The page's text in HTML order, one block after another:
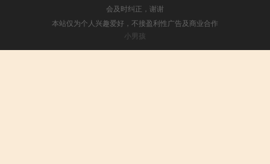
会及时纠正，谢谢
本站仅为个人兴趣爱好，不接盈利性广告及商业合作
小男孩